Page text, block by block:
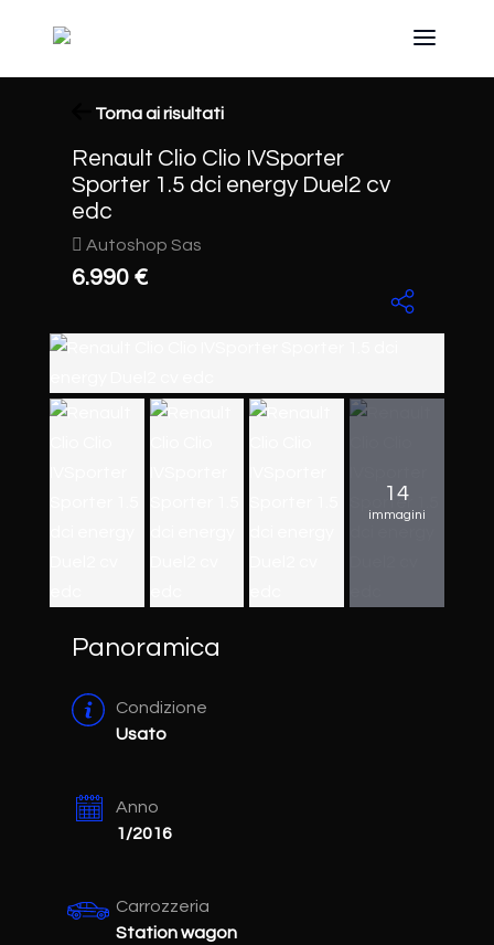
Torna ai risultati
Renault Clio Clio IVSporter
Sporter 1.5 dci energy Duel2 cv
edc
Autoshop Sas
6.990 €
14
immagini
Panoramica
Condizione
Usato
Anno
1/2016
Carrozzeria
Station wagon